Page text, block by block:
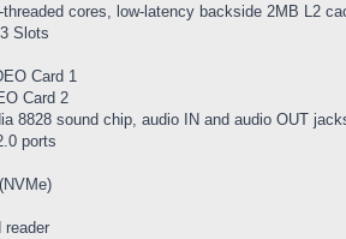
cores, low-latency backside 2MB L2
Slots
Card 1
Card 2
8828 sound chip, audio IN and audio OUT
ports
reader